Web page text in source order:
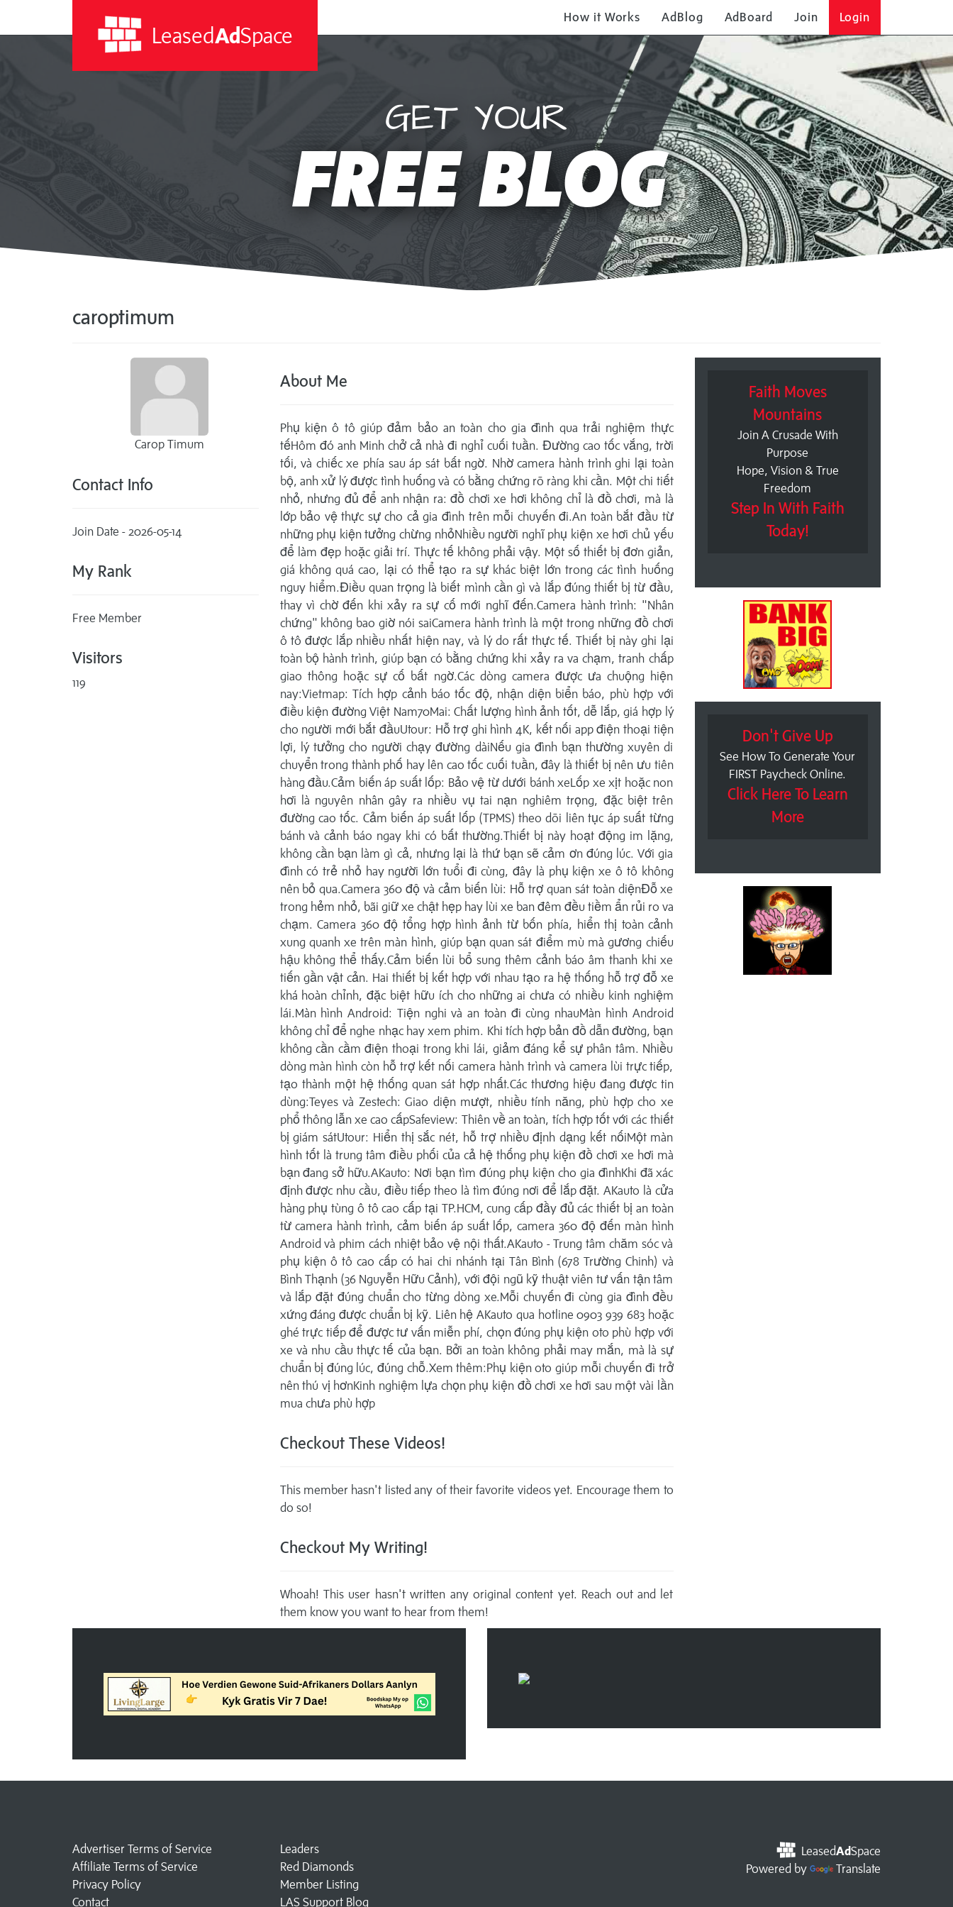
LeasedAdSpace
How it Works AdBlog AdBoard Join Login
GET YOUR
FREE BLOG
caroptimum
Carop Timum
Contact Info
Join Date - 2026-05-14
My Rank
Free Member
Visitors
119
About Me
Phụ kiện ô tô giúp đảm bảo an toàn cho gia đình qua trải nghiệm thực
tếHôm đó anh Minh chở cả nhà đi nghỉ cuối tuần. Đường cao tốc vắng, trời
tối, và chiếc xe phía sau áp sát bất ngờ. Nhờ camera hành trình ghi lại toàn
bộ, anh xử lý được tình huống và có bằng chứng rõ ràng khi cần. Một chi tiết
nhỏ, nhưng đủ để anh nhận ra: đồ chơi xe hơi không chỉ là đồ chơi, mà là
lớp bảo vệ thực sự cho cả gia đình trên mỗi chuyến đi.An toàn bắt đầu từ
những phụ kiện tưởng chừng nhỏNhiều người nghĩ phụ kiện xe hơi chủ yếu
để làm đẹp hoặc giải trí. Thực tế không phải vậy. Một số thiết bị đơn giản,
giá không quá cao, lại có thể tạo ra sự khác biệt lớn trong các tình huống
nguy hiểm.Điều quan trọng là biết mình cần gì và lắp đúng thiết bị từ đầu,
thay vì chờ đến khi xảy ra sự cố mới nghĩ đến.Camera hành trình: "Nhân
chứng" không bao giờ nói saiCamera hành trình là một trong những đồ chơi
ô tô được lắp nhiều nhất hiện nay, và lý do rất thực tế. Thiết bị này ghi lại
toàn bộ hành trình, giúp bạn có bằng chứng khi xảy ra va chạm, tranh chấp
giao thông hoặc sự cố bất ngờ.Các dòng camera được ưa chuộng hiện
nay:Vietmap: Tích hợp cảnh báo tốc độ, nhận diện biển báo, phù hợp với
điều kiện đường Việt Nam70Mai: Chất lượng hình ảnh tốt, dễ lắp, giá hợp lý
cho người mới bắt đầuUtour: Hỗ trợ ghi hình 4K, kết nối app điện thoại tiện
lợi, lý tưởng cho người chạy đường dàiNếu gia đình bạn thường xuyên di
chuyển trong thành phố hay lên cao tốc cuối tuần, đây là thiết bị nên ưu tiên
hàng đầu.Cảm biến áp suất lốp: Bảo vệ từ dưới bánh xeLốp xe xịt hoặc non
hơi là nguyên nhân gây ra nhiều vụ tai nạn nghiêm trọng, đặc biệt trên
đường cao tốc. Cảm biến áp suất lốp (TPMS) theo dõi liên tục áp suất từng
bánh và cảnh báo ngay khi có bất thường.Thiết bị này hoạt động im lặng,
không cần bạn làm gì cả, nhưng lại là thứ bạn sẽ cảm ơn đúng lúc. Với gia
đình có trẻ nhỏ hay người lớn tuổi đi cùng, đây là phụ kiện xe ô tô không
nên bỏ qua.Camera 360 độ và cảm biến lùi: Hỗ trợ quan sát toàn diệnĐỗ xe
trong hẻm nhỏ, bãi giữ xe chật hẹp hay lùi xe ban đêm đều tiềm ẩn rủi ro va
chạm. Camera 360 độ tổng hợp hình ảnh từ bốn phía, hiển thị toàn cảnh
xung quanh xe trên màn hình, giúp bạn quan sát điểm mù mà gương chiếu
hậu không thể thấy.Cảm biến lùi bổ sung thêm cảnh báo âm thanh khi xe
tiến gần vật cản. Hai thiết bị kết hợp với nhau tạo ra hệ thống hỗ trợ đỗ xe
khá hoàn chỉnh, đặc biệt hữu ích cho những ai chưa có nhiều kinh nghiệm
lái.Màn hình Android: Tiện nghi và an toàn đi cùng nhauMàn hình Android
không chỉ để nghe nhạc hay xem phim. Khi tích hợp bản đồ dẫn đường, bạn
không cần cầm điện thoại trong khi lái, giảm đáng kể sự phân tâm. Nhiều
dòng màn hình còn hỗ trợ kết nối camera hành trình và camera lùi trực tiếp,
tạo thành một hệ thống quan sát hợp nhất.Các thương hiệu đang được tin
dùng:Teyes và Zestech: Giao diện mượt, nhiều tính năng, phù hợp cho xe
phổ thông lẫn xe cao cấpSafeview: Thiên về an toàn, tích hợp tốt với các thiết
bị giám sátUtour: Hiển thị sắc nét, hỗ trợ nhiều định dạng kết nốiMột màn
hình tốt là trung tâm điều phối của cả hệ thống phụ kiện đồ chơi xe hơi mà
bạn đang sở hữu.AKauto: Nơi bạn tìm đúng phụ kiện cho gia đìnhKhi đã xác
định được nhu cầu, điều tiếp theo là tìm đúng nơi để lắp đặt. AKauto là cửa
hàng phụ tùng ô tô cao cấp tại TP.HCM, cung cấp đầy đủ các thiết bị an toàn
từ camera hành trình, cảm biến áp suất lốp, camera 360 độ đến màn hình
Android và phim cách nhiệt bảo vệ nội thất.AKauto - Trung tâm chăm sóc và
phụ kiện ô tô cao cấp có hai chi nhánh tại Tân Bình (678 Trường Chinh) và
Bình Thạnh (36 Nguyễn Hữu Cảnh), với đội ngũ kỹ thuật viên tư vấn tận tâm
và lắp đặt đúng chuẩn cho từng dòng xe.Mỗi chuyến đi cùng gia đình đều
xứng đáng được chuẩn bị kỹ. Liên hệ AKauto qua hotline 0903 939 683 hoặc
ghé trực tiếp để được tư vấn miễn phí, chọn đúng phụ kiện oto phù hợp với
xe và nhu cầu thực tế của bạn. Bởi an toàn không phải may mắn, mà là sự
chuẩn bị đúng lúc, đúng chỗ.Xem thêm:Phụ kiện oto giúp mỗi chuyến đi trở
nên thú vị hơnKinh nghiệm lựa chọn phụ kiện đồ chơi xe hơi sau một vài lần
mua chưa phù hợp
Checkout These Videos!
This member hasn't listed any of their favorite videos yet. Encourage them to
do so!
Checkout My Writing!
Whoah! This user hasn't written any original content yet. Reach out and let
them know you want to hear from them!
Faith Moves
Mountains
Join A Crusade With
Purpose
Hope, Vision & True
Freedom
Step In With Faith
Today!
Don't Give Up
See How To Generate Your
FIRST Paycheck Online.
Click Here To Learn
More
LeasedAdSpace
Powered by
Translate
Advertiser Terms of Service
Affiliate Terms of Service
Privacy Policy
Contact
Leaders
Red Diamonds
Member Listing
LAS Support Blog